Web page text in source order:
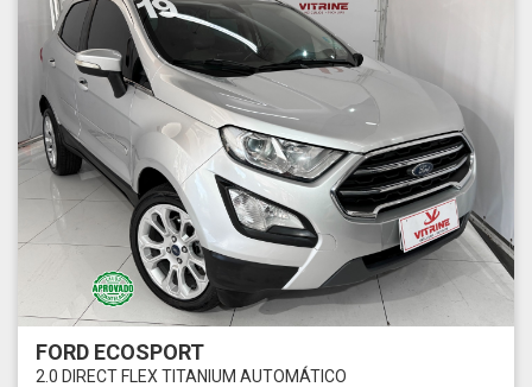
FORD ECOSPORT
2.0 DIRECT FLEX TITANIUM AUTOMÁTICO